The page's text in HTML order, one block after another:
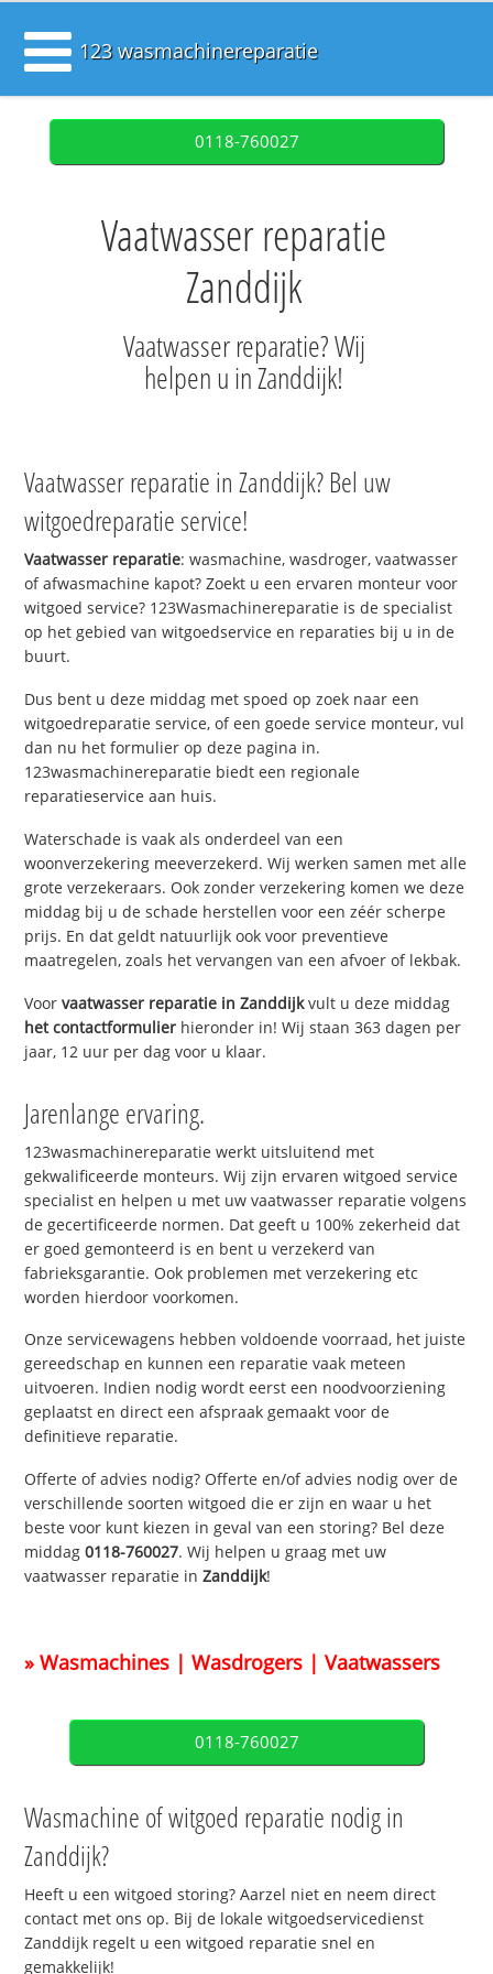
123 wasmachinereparatie
0118-760027
Vaatwasser reparatie
Zanddijk
Vaatwasser reparatie? Wij
helpen u in Zanddijk!
Vaatwasser reparatie in Zanddijk? Bel uw
witgoedreparatie service!
Vaatwasser reparatie: wasmachine, wasdroger, vaatwasser
of afwasmachine kapot? Zoekt u een ervaren monteur voor
witgoed service? 123Wasmachinereparatie is de specialist
op het gebied van witgoedservice en reparaties bij u in de
buurt.
Dus bent u deze middag met spoed op zoek naar een
witgoedreparatie service, of een goede service monteur, vul
dan nu het formulier op deze pagina in.
123wasmachinereparatie biedt een regionale
reparatieservice aan huis.
Waterschade is vaak als onderdeel van een
woonverzekering meeverzekerd. Wij werken samen met alle
grote verzekeraars. Ook zonder verzekering komen we deze
middag bij u de schade herstellen voor een zéér scherpe
prijs. En dat geldt natuurlijk ook voor preventieve
maatregelen, zoals het vervangen van een afvoer of lekbak.
Voorvaatwasser reparatie in Zanddijkvult u deze middag
het contactformulier hieronder in! Wij staan 363 dagen per
jaar, 12 uur per dag voor u klaar.
Jarenlange ervaring.
123wasmachinereparatie werkt uitsluitend met
gekwalificeerde monteurs. Wij zijn ervaren witgoed service
specialist en helpen u met uw vaatwasser reparatie volgens
de gecertificeerde normen. Dat geeft u 100% zekerheid dat
er goed gemonteerd is en bent u verzekerd van
fabrieksgarantie. Ook problemen met verzekering etc
worden hierdoor voorkomen.
Onze servicewagens hebben voldoende voorraad, het juiste
gereedschap en kunnen een reparatie vaak meteen
uitvoeren. Indien nodig wordt eerst een noodvoorziening
geplaatst en direct een afspraak gemaakt voor de
definitieve reparatie.
Offerte of advies nodig? Offerte en/of advies nodig over de
verschillende soorten witgoed die er zijn en waar u het
beste voor kunt kiezen in geval van een storing? Bel deze
middag0118-760027. Wij helpen u graag met uw
vaatwasser reparatie inZanddijk!
» Wasmachines | Wasdrogers | Vaatwassers
0118-760027
Wasmachine of witgoed reparatie nodig in
Zanddijk?
Heeft u een witgoed storing? Aarzel niet en neem direct
contact met ons op. Bij de lokale witgoedservicedienst
Zanddijk regelt u een witgoed reparatie snel en
gemakkelijk!